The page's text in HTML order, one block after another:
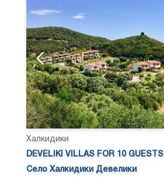
Халкидики
DEVELIKI VILLAS FOR 10 GUESTS
Село Халкидики Девелики